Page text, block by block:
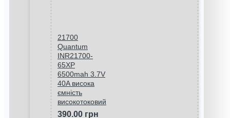
21700
Quantum
INR21700-
65XP
6500mah 3.7V
40A висока
ємність
високотоковий
390.00 грн